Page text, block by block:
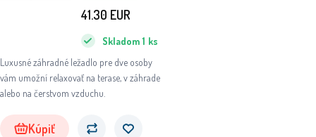
AKOSŤ
Luxusné záhradné ležadlo pre dve osoby
vám umožní relaxovať na terase, v záhrade
alebo na čerstvom vzduchu.
Skladom 1 ks
41.30 EUR
Kúpiť